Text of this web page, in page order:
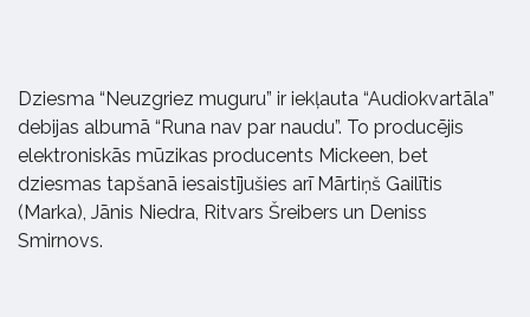
Dziesma “Neuzgriez muguru” ir iekļauta “Audiokvartāla”
debijas albumā “Runa nav par naudu”. To producējis
elektroniskās mūzikas producents Mickeen, bet
dziesmas tapšanā iesaistījušies arī Mārtiņš Gailītis
(Marka), Jānis Niedra, Ritvars Šreibers un Deniss
Smirnovs.